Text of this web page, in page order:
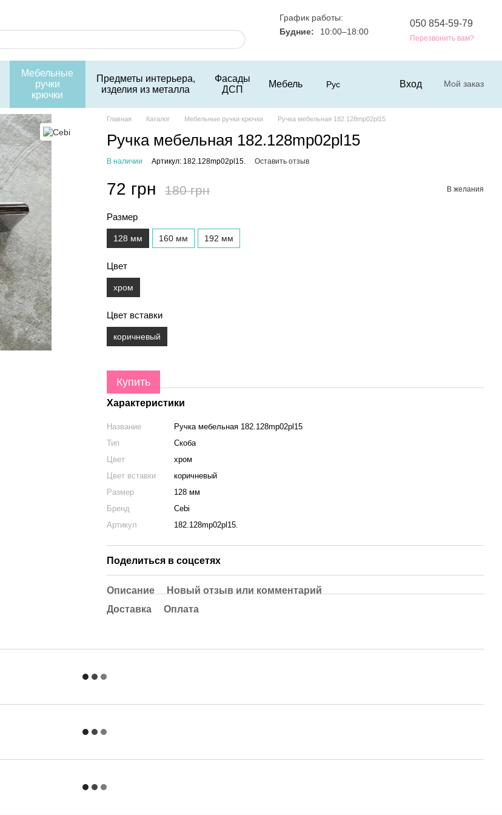
График работы:
Будние:
10:00–18:00
050 854-59-79
Перезвонить вам?
Мебельные
ручки
крючки
Предметы интерьера,
изделия из металла
Фасады
ДСП
Мебель Рус Вход Мой заказ
Главная Каталог Мебельные ручки крючки Ручка мебельная 182.128mp02pl15
Ручка мебельная 182.128mp02pl15
В наличии Артикул: 182.128mp02pl15. Оставить отзыв
72 грн 180 грн В желания
Размер
128 мм 160 мм 192 мм
Цвет
хром
Цвет вставки
коричневый
Купить
Характеристики
Название
Ручка мебельная 182.128mp02pl15
Тип
Скоба
Цвет
хром
Цвет вставки
коричневый
Размер
128 мм
Бренд
Cebi
Артикул
182.128mp02pl15.
Поделиться в соцсетях
Описание
Новый отзыв или комментарий
Доставка
Оплата